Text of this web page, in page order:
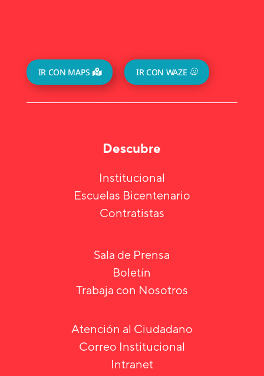
IR CON MAPS IR CON WAZE
Descubre
Institucional
Escuelas Bicentenario
Contratistas
Sala de Prensa
Boletín
Trabaja con Nosotros
Atención al Ciudadano
Correo Institucional
Intranet